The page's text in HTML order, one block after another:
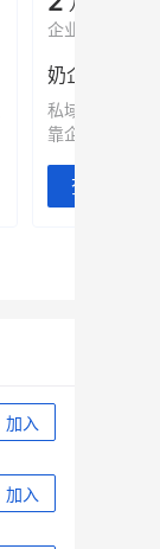
奶企靠企业
私域样本打法
靠企业微信实
查看详情
加入
加入